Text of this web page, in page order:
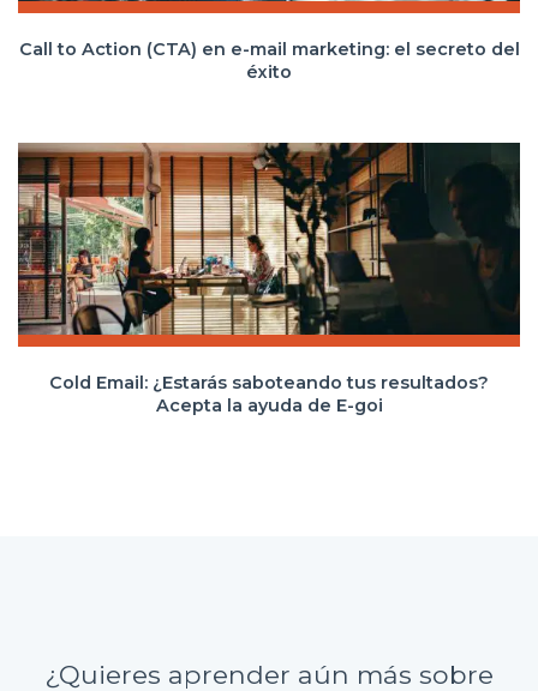
Call to Action (CTA) en e-mail marketing: el secreto del
éxito
Cold Email: ¿Estarás saboteando tus resultados?
Acepta la ayuda de E-goi
¿Quieres aprender aún más sobre